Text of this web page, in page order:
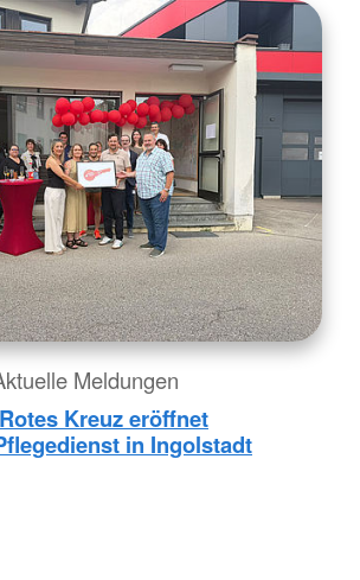
Meldungen
Kreuz eröffnet
in Ingolstadt